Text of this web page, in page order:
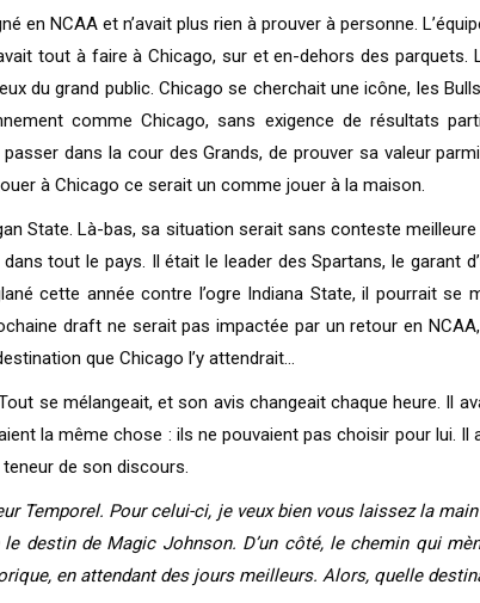
en NCAA et n’avait plus rien à prouver à personne.
tout à faire à Chicago, sur et en-dehors des parquets.
du grand public. Chicago se cherchait une icône, les
comme Chicago, sans exigence de résultats
dans la cour des Grands, de prouver sa valeur
à Chicago ce serait un comme jouer à la maison.
State. Là-bas, sa situation serait sans conteste
tout le pays. Il était le leader des Spartans, le garant
cette année contre l’ogre Indiana State, il pourrait se
draft ne serait pas impactée par un retour en
que Chicago l’y attendrait…
se mélangeait, et son avis changeait chaque heure. Il
la même chose : ils ne pouvaient pas choisir pour lui.
de son discours.
Temporel. Pour celui-ci, je veux bien vous laissez la
destin de Magic Johnson. D’un côté, le chemin qui
en attendant des jours meilleurs. Alors, quelle